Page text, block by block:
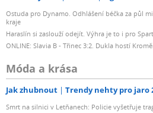
Ostuda pro Dynamo. Odhlášení béčka za půl
kraje
Haraslín si zaslouží odejít. Výhra je to i pro
ONLINE: Slavia B - Třinec 3:2. Dukla hostí
Móda a krása
Jak zhubnout Trendy nehty pro jaro
Smrt na silnici v Letňanech: Policie vyšetřuje